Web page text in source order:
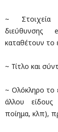
~ Στοιχεία
διεύθυνσης
καταθέτουν το
~ Τίτλο και
~ Ολόκληρο το
άλλου είδους
ποίημα, κλπ),